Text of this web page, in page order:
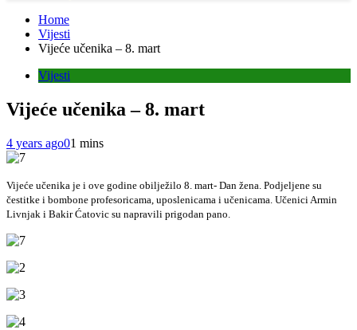
Home
Vijesti
Vijeće učenika – 8. mart
Vijesti
Vijeće učenika – 8. mart
4 years ago01 mins
Vijeće učenika je i ove godine obilježilo 8. mart- Dan žena. Podjeljene su
čestitke i bombone profesoricama, uposlenicama i učenicama. Učenici Armin
Livnjak i Bakir Ćatovic su napravili prigodan pano.